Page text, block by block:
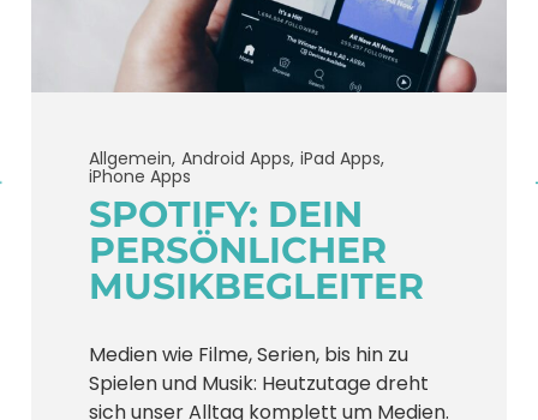
Allgemein Android Apps iPad Apps
iPhone Apps
SPOTIFY: DEIN
PERSÖNLICHER
MUSIKBEGLEITER
Medien wie Filme, Serien, bis hin zu
Spielen und Musik: Heutzutage dreht
sich unser Alltag komplett um Medien.